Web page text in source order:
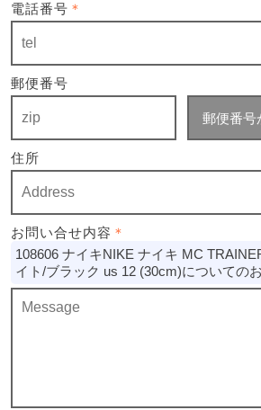
電話番号 ＊
郵便番号
郵便番号
住所
お問い合せ内容 ＊
108606 ナイキNIKE ナイキ MC
イト/ブラック us 12 (30cm)についての